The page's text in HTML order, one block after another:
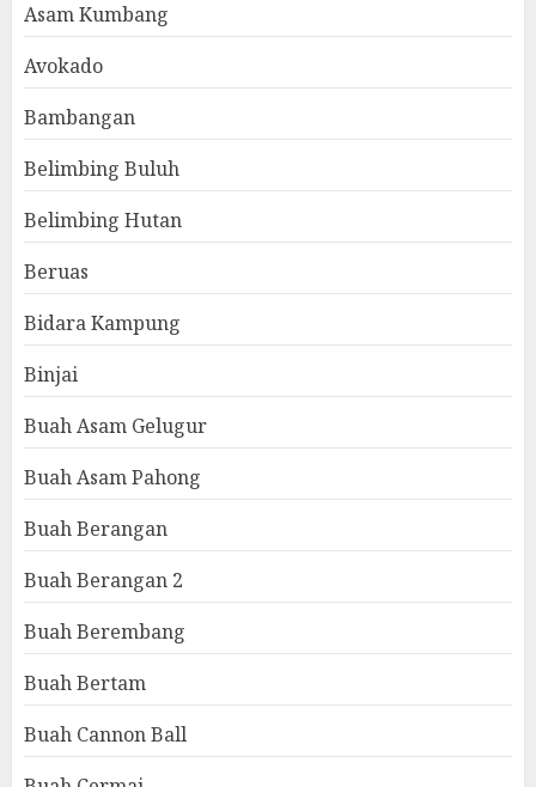
Asam Kumbang
Avokado
Bambangan
Belimbing Buluh
Belimbing Hutan
Beruas
Bidara Kampung
Binjai
Buah Asam Gelugur
Buah Asam Pahong
Buah Berangan
Buah Berangan 2
Buah Berembang
Buah Bertam
Buah Cannon Ball